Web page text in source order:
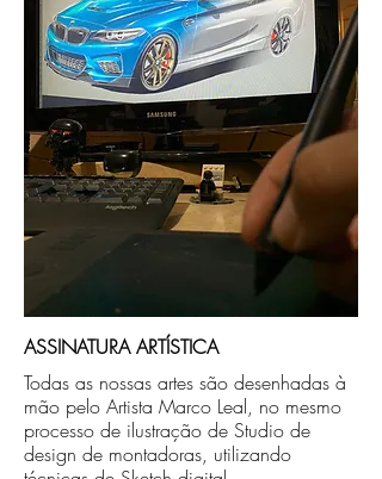
compra ou disponibilizaremos para retirada
caso seja sua opção de compra.
ASSINATURA ARTÍSTICA
Todas as nossas artes são desenhadas à
mão pelo Artista Marco Leal, no mesmo
processo de ilustração de Studio de
design de montadoras, utilizando